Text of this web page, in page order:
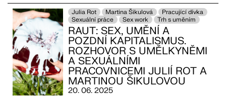
Julia Rot Martina Šikulová
Pracující dívka
Sexuální práce
Sex work Trh s uměním
RAUT: SEX, UMĚNÍ A
POZDNÍ KAPITALISMUS.
ROZHOVOR S UMĚLKYNĚMI
A SEXUÁLNÍMI
PRACOVNICEMI JULIÍ ROT A
MARTINOU ŠIKULOVOU
20. 06. 2025